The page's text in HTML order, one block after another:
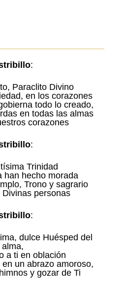
:
Paraclito Divino
en los corazones
todo lo creado,
en todas las almas
corazones
:
Trinidad
han hecho morada
Trono y sagrario
Divinas personas
:
dulce Huésped del
alma,
a ti en oblación
un abrazo amoroso,
y gozar de Ti